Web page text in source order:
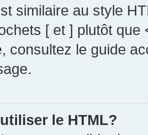
similaire au style
[ et ] plutôt que
consultez le guide
le HTML?